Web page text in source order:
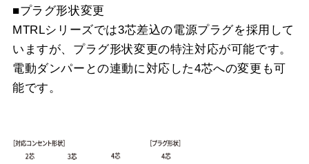
■プラグ形状変更
MTRLシリーズでは3芯差込の電源プラグを採用して
いますが、プラグ形状変更の特注対応が可能です。
電動ダンパーとの連動に対応した4芯への変更も可
能です。